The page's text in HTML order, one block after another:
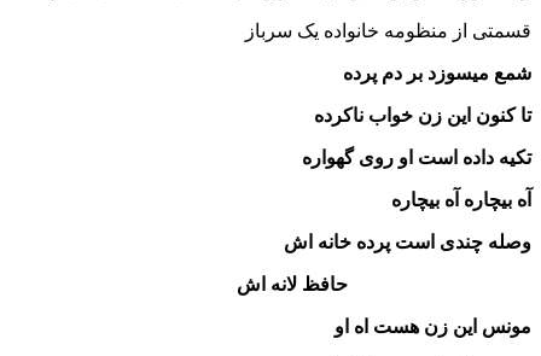
قسمتی از منظومه خانواده یک سرباز
شمع میسوزد بر دم پرده
تا کنون این زن خواب ناکرده
تکیه داده است او روی گهواره
آه بیچاره آه بیچاره
وصله چندی است پرده خانه اش
حافظ لانه اش
مونس این زن هست اه او